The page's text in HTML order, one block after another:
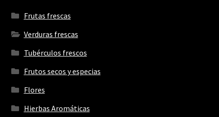
Frutas frescas
Verduras frescas
Tubérculos frescos
Frutos secos y especias
Flores
Hierbas Aromáticas